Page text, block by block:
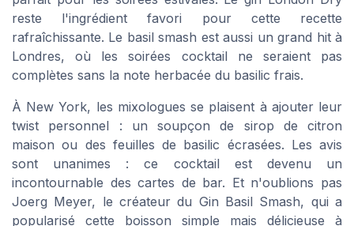
reste l'ingrédient favori pour cette recette
rafraîchissante. Le basil smash est aussi un grand hit à
Londres, où les soirées cocktail ne seraient pas
complètes sans la note herbacée du basilic frais.
À New York, les mixologues se plaisent à ajouter leur
twist personnel : un soupçon de sirop de citron
maison ou des feuilles de basilic écrasées. Les avis
sont unanimes : ce cocktail est devenu un
incontournable des cartes de bar. Et n'oublions pas
Joerg Meyer, le créateur du Gin Basil Smash, qui a
popularisé cette boisson simple mais délicieuse à